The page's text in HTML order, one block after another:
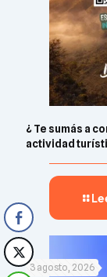
¿ Te sumás a
actividad
3 agosto, 2026